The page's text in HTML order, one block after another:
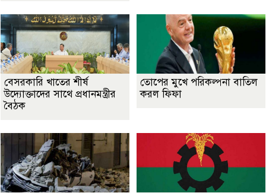
বেসরকারি খাতের শীর্ষ
উদ্যোক্তাদের সাথে প্রধানমন্ত্রীর
বৈঠক
তোপের মুখে পরিকল্পনা বাতিল
করল ফিফা